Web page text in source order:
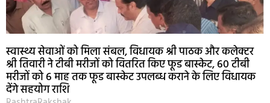
स्वास्थ्य सेवाओं को मिला संबल, विधायक श्री पाठक और कलेक्टर
श्री तिवारी ने टीबी मरीजों को वितरित किए फूड बास्केट, 60 टीबी
मरीजों को 6 माह तक फूड बास्केट उपलब्ध कराने के लिए विधायक
देंगे सहयोग राशि